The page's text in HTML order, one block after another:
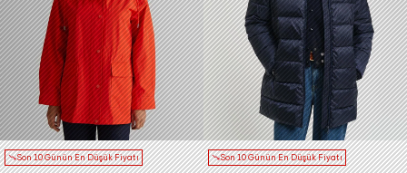
Son 10 Günün En Düşük Fiyatı Son 10 Günün En Düşük Fiyatı